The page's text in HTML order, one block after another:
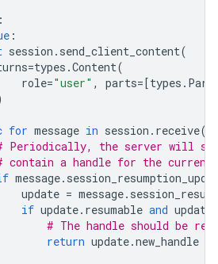
:
:
session . send_client_content(
=types .Content(
role="user" , parts=[types . Part
for message in session . receive
Periodically, the server will send
contain a handle for the
message.
update = message.
if update. resumable and update
# The handle should be
return update.new_handle